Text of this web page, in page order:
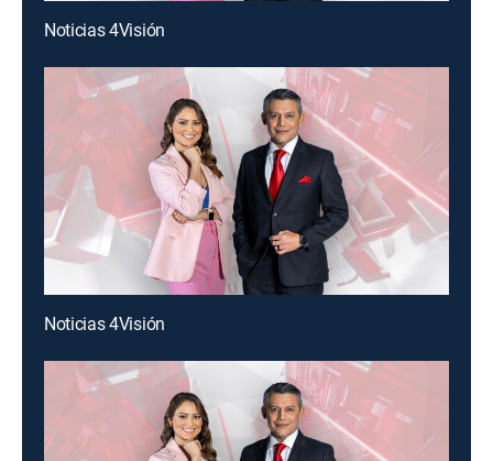
Noticias 4Visión
Noticias 4Visión